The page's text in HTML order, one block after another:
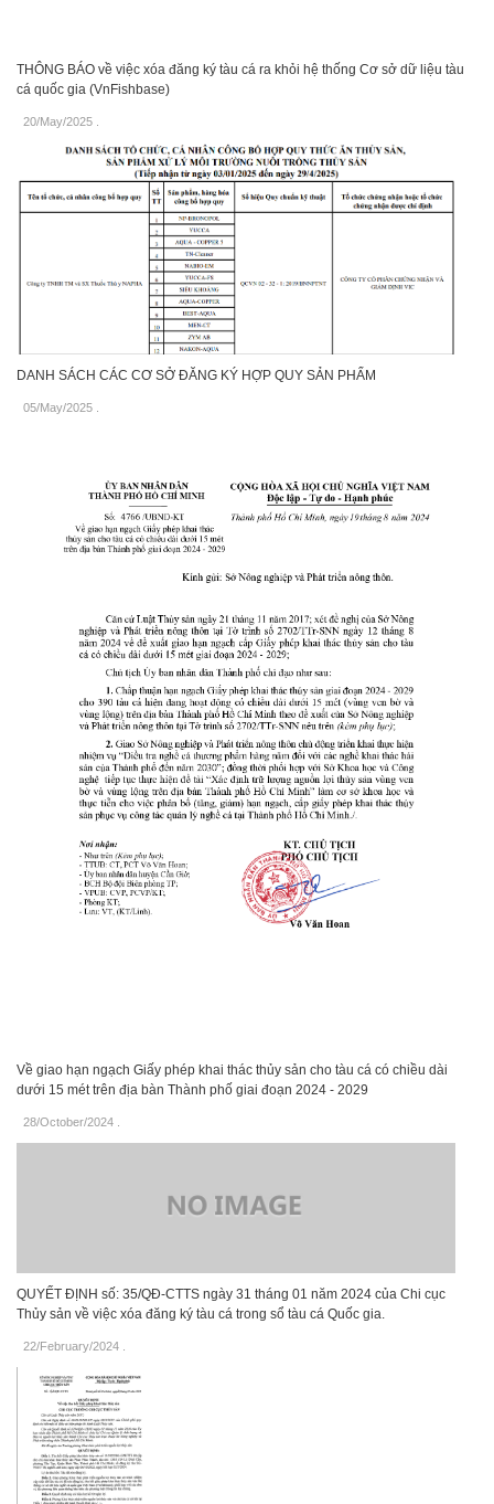
THÔNG BÁO về việc xóa đăng ký tàu cá ra khỏi hệ thống Cơ sở dữ liệu tàu
cá quốc gia (VnFishbase)
20/May/2025
DANH SÁCH CÁC CƠ SỞ ĐĂNG KÝ HỢP QUY SẢN PHẨM
05/May/2025
Về giao hạn ngạch Giấy phép khai thác thủy sản cho tàu cá có chiều dài
dưới 15 mét trên địa bàn Thành phố giai đoạn 2024 - 2029
28/October/2024
QUYẾT ĐỊNH số: 35/QĐ-CTTS ngày 31 tháng 01 năm 2024 của Chi cục
Thủy sản về việc xóa đăng ký tàu cá trong sổ tàu cá Quốc gia.
22/February/2024